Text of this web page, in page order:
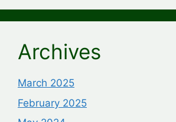
Archives
March 2025
February 2025